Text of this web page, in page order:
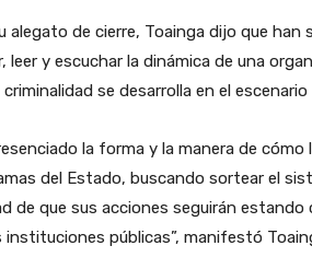
alegato de cierre, Toainga dijo que
leer y escuchar la dinámica de una
se desarrolla en el
la forma y la manera de
del Estado, buscando sortear el
de que sus acciones seguirán
públicas”, manifestó